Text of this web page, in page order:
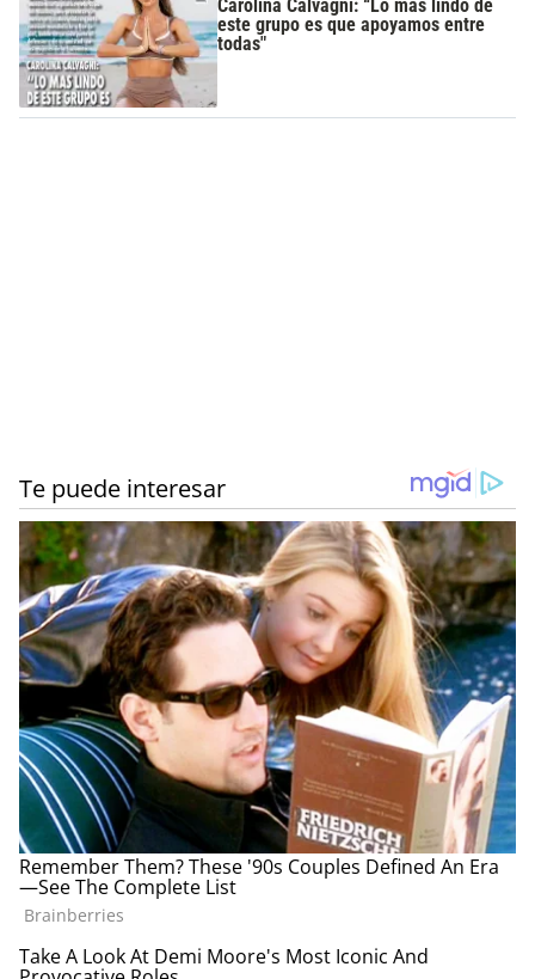
Carolina Calvagni: “Lo más lindo de
este grupo es que apoyamos entre
todas"